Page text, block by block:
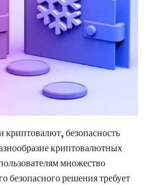
криптовалют, безопасность
криптовалютных
множество
безопасного решения требует